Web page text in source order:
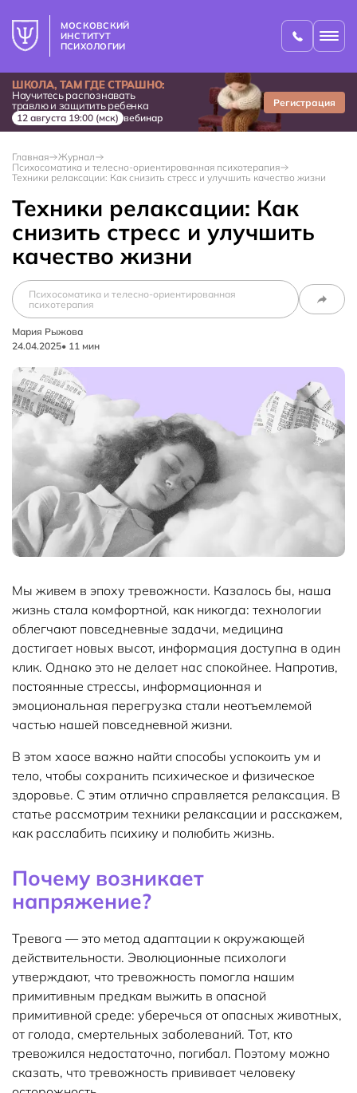
МОСКОВСКИЙ
ИНСТИТУТ
ПСИХОЛОГИИ
ШКОЛА, ТАМ ГДЕ СТРАШНО:
Научитесь распознавать
травлю и защитить ребенка
12 августа 19:00 (мск) вебинар
Регистрация
Главная
Журнал
Психосоматика и телесно-ориентированная психотерапия
Техники релаксации: Как снизить стресс и улучшить качество жизни
Техники релаксации: Как
снизить стресс и улучшить
качество жизни
Мария Рыжова
24.04.2025• 11 мин
Психосоматика и телесно-ориентированная
психотерапия
Мы живем в эпоху тревожности. Казалось бы, наша
жизнь стала комфортной, как никогда: технологии
облегчают повседневные задачи, медицина
достигает новых высот, информация доступна в один
клик. Однако это не делает нас спокойнее. Напротив,
постоянные стрессы, информационная и
эмоциональная перегрузка стали неотъемлемой
частью нашей повседневной жизни.
В этом хаосе важно найти способы успокоить ум и
тело, чтобы сохранить психическое и физическое
здоровье. С этим отлично справляется релаксация. В
статье рассмотрим техники релаксации и расскажем,
как расслабить психику и полюбить жизнь.
Почему возникает
напряжение?
Тревога — это метод адаптации к окружающей
действительности. Эволюционные психологи
утверждают, что тревожность помогла нашим
примитивным предкам выжить в опасной
примитивной среде: уберечься от опасных животных,
от голода, смертельных заболеваний. Тот, кто
тревожился недостаточно, погибал. Поэтому можно
сказать, что тревожность прививает человеку